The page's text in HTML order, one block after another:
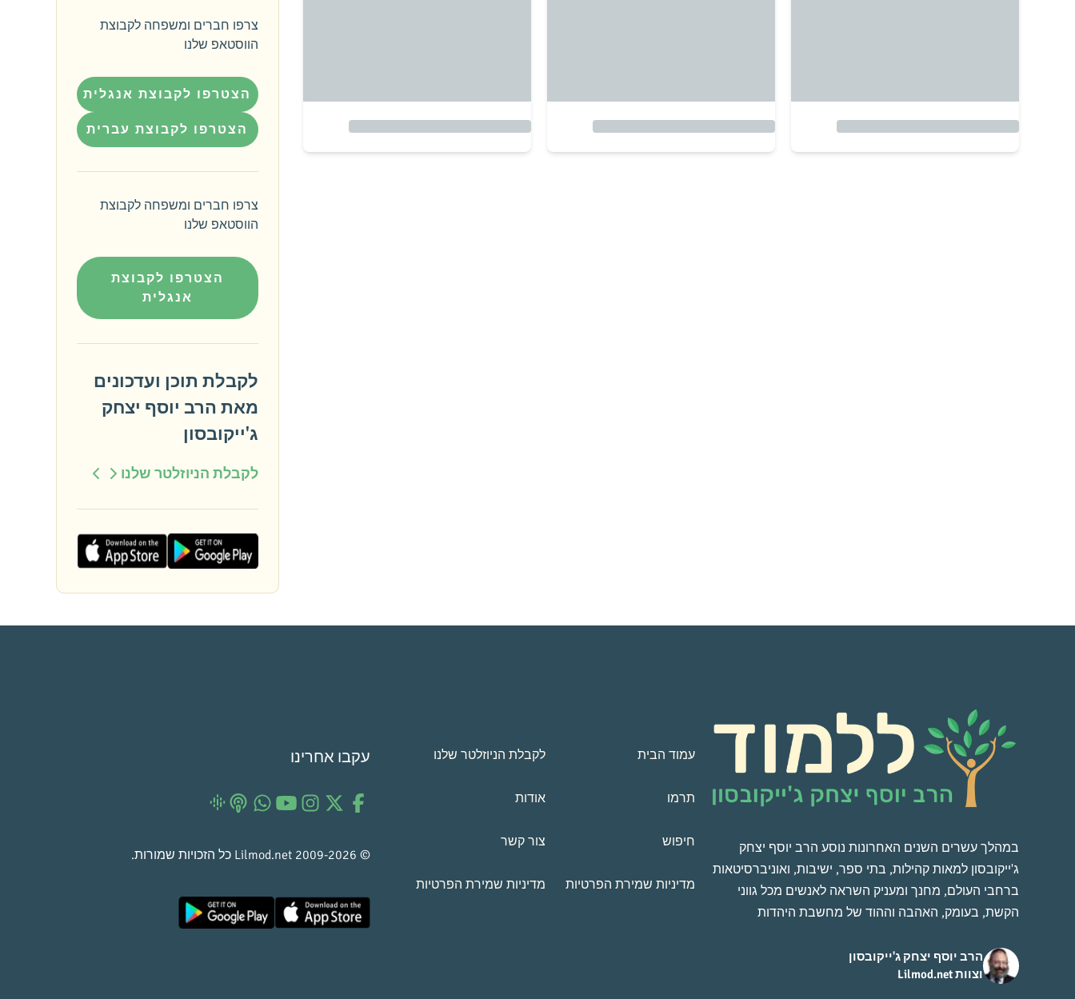
צרפו חברים ומשפחה לקבוצת
הווסטאפ שלנו
הצטרפו לקבוצת אנגלית
הצטרפו לקבוצת עברית
צרפו חברים ומשפחה לקבוצת
הווסטאפ שלנו
הצטרפו לקבוצת
אנגלית
לקבלת תוכן ועדכונים
מאת הרב יוסף יצחק
ג'ייקובסון
לקבלת הניוזלטר שלנו
במהלך עשרים השנים האחרונות נוסע הרב יוסף יצחק
ג'ייקובסון למאות קהילות, בתי ספר, ישיבות, ואוניברסיטאות
ברחבי העולם, מחנך ומעניק השראה לאנשים מכל גווני
הקשת, בעומק, האהבה וההוד של מחשבת היהדות
הרב יוסף יצחק ג'ייקובסון
וצוות Lilmod.net
עמוד הבית לקבלת הניוזלטר שלנו
תרמו אודות
חיפוש צור קשר
מדיניות שמירת הפרטיות מדיניות שמירת הפרטיות
עקבו אחרינו
© 2009-2026
Lilmod.net כל הזכויות שמורות.